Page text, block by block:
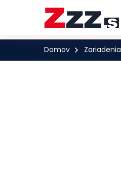
Domov Zariadenia